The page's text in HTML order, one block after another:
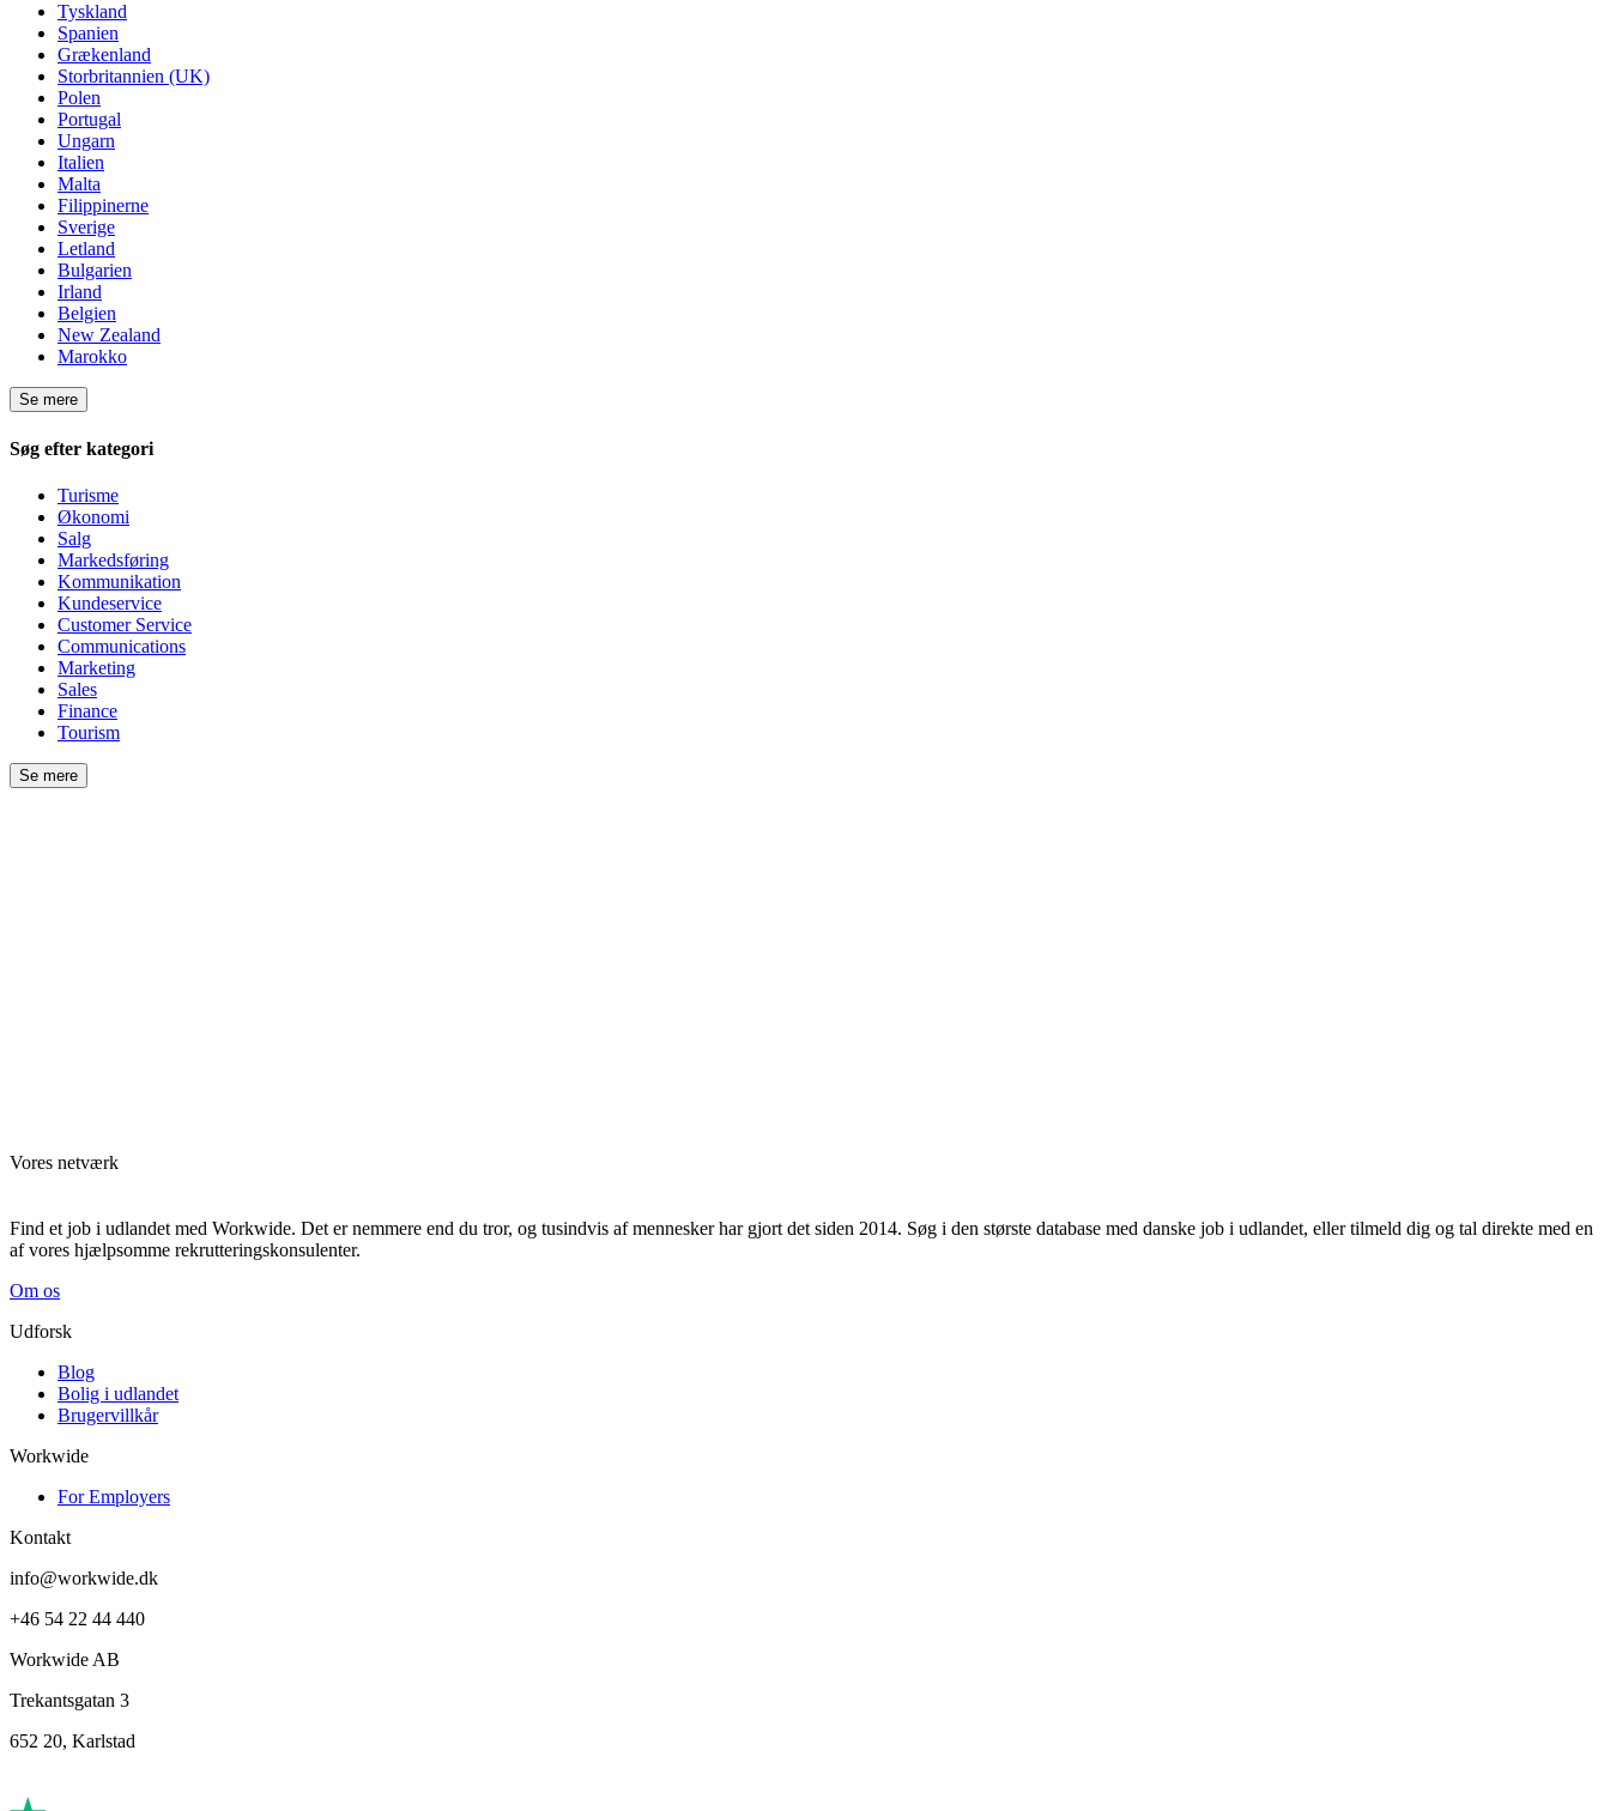
Tyskland
Spanien
Grækenland
Storbritannien (UK)
Polen
Portugal
Ungarn
Italien
Malta
Filippinerne
Sverige
Letland
Bulgarien
Irland
Belgien
New Zealand
Marokko
Se mere
Søg efter kategori
Turisme
Økonomi
Salg
Markedsføring
Kommunikation
Kundeservice
Customer Service
Communications
Marketing
Sales
Finance
Tourism
Se mere
Vores netværk
Find et job i udlandet med Workwide. Det er nemmere end du tror, og tusindvis af mennesker har gjort det siden 2014. Søg i den største database med danske job i udlandet, eller tilmeld dig og tal direkte med en
af vores hjælpsomme rekrutteringskonsulenter.
Om os
Udforsk
Blog
Bolig i udlandet
Brugervillkår
Workwide
For Employers
Kontakt
info@workwide.dk
+46 54 22 44 440
Workwide AB
Trekantsgatan 3
652 20, Karlstad